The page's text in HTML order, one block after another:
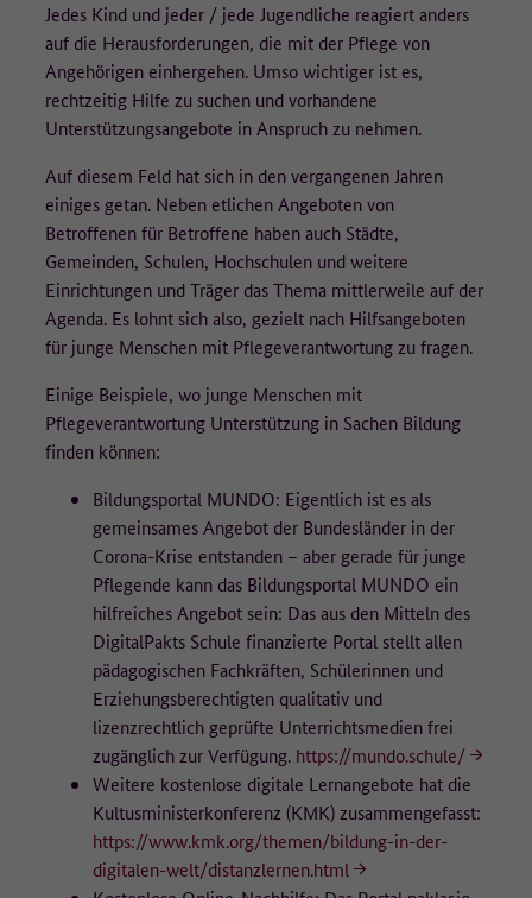
Jedes Kind und jeder / jede Jugendliche reagiert anders
auf die Herausforderungen, die mit der Pflege von
Angehörigen einhergehen. Umso wichtiger ist es,
rechtzeitig Hilfe zu suchen und vorhandene
Unterstützungsangebote in Anspruch zu nehmen.
Auf diesem Feld hat sich in den vergangenen Jahren
einiges getan. Neben etlichen Angeboten von
Betroffenen für Betroffene haben auch Städte,
Gemeinden, Schulen, Hochschulen und weitere
Einrichtungen und Träger das Thema mittlerweile auf der
Agenda. Es lohnt sich also, gezielt nach Hilfsangeboten
für junge Menschen mit Pflegeverantwortung zu fragen.
Einige Beispiele, wo junge Menschen mit
Pflegeverantwortung Unterstützung in Sachen Bildung
finden können:
Bildungsportal MUNDO: Eigentlich ist es als
gemeinsames Angebot der Bundesländer in der
Corona-Krise entstanden – aber gerade für junge
Pflegende kann das Bildungsportal MUNDO ein
hilfreiches Angebot sein: Das aus den Mitteln des
DigitalPakts Schule finanzierte Portal stellt allen
pädagogischen Fachkräften, Schülerinnen und
Erziehungsberechtigten qualitativ und
lizenzrechtlich geprüfte Unterrichtsmedien frei
zugänglich zur Verfügung. https://mundo.schule/
Weitere kostenlose digitale Lernangebote hat die
Kultusministerkonferenz (KMK) zusammengefasst:
https://www.kmk.org/themen/bildung-in-der-
digitalen-welt/distanzlernen.html